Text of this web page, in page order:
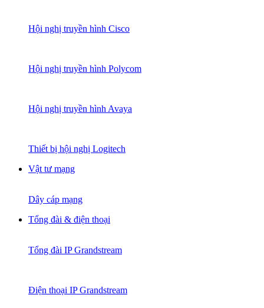
Hội nghị truyền hình Cisco
Hội nghị truyền hình Polycom
Hội nghị truyền hình Avaya
Thiết bị hội nghị Logitech
Vật tư mạng
Dây cáp mạng
Tổng đài & điện thoại
Tổng đài IP Grandstream
Điện thoại IP Grandstream